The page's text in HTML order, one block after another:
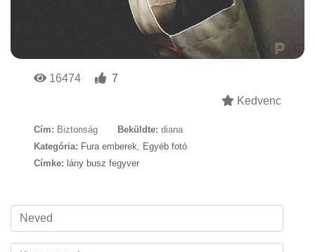
16474
7
Kedvenc
Cím: Biztonság Beküldte: diana
Kategória: Fura emberek
Egyéb fotó
Címke: lány busz fegyver